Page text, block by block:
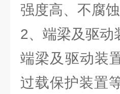
强度高、不腐蚀
2、端梁及驱动
端梁及驱动装
过载保护装置